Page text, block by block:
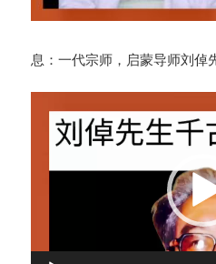
息：一代宗师，启蒙导师刘倬